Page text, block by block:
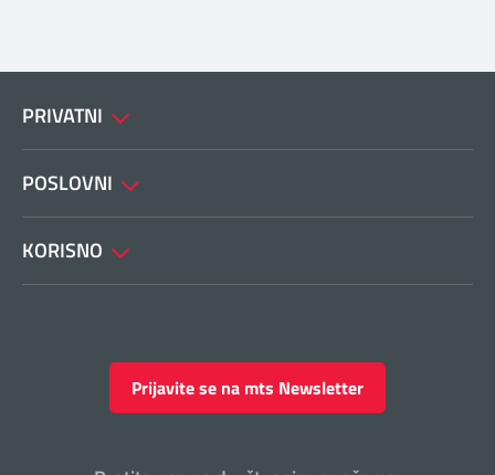
PRIVATNI
POSLOVNI
KORISNO
Prijavite se na mts Newsletter